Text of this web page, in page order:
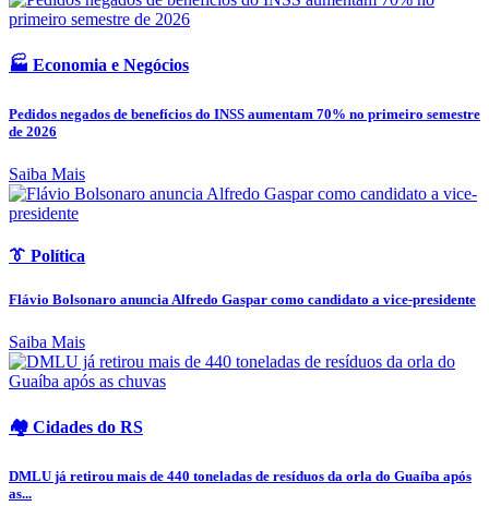
🏭 Economia e Negócios
Pedidos negados de benefícios do INSS aumentam 70% no primeiro semestre
de 2026
Saiba Mais
👔 Política
Flávio Bolsonaro anuncia Alfredo Gaspar como candidato a vice-presidente
Saiba Mais
🏘️ Cidades do RS
DMLU já retirou mais de 440 toneladas de resíduos da orla do Guaíba após
as...